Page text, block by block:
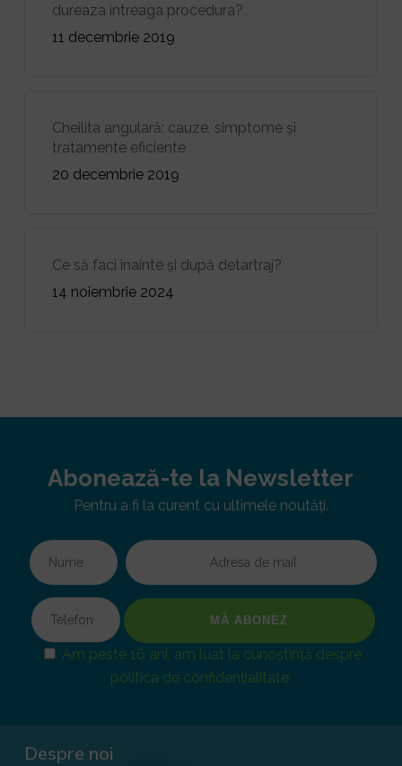
dureaza intreaga procedura?
11 decembrie 2019
Cheilita angulară: cauze, simptome și
tratamente eficiente
20 decembrie 2019
Ce să faci înainte și după detartraj?
14 noiembrie 2024
Abonează-te la Newsletter
Pentru a fi la curent cu ultimele noutăți.
Am peste 16 ani, am luat la cunoștință despre
politica de confidențialitate.
Despre noi